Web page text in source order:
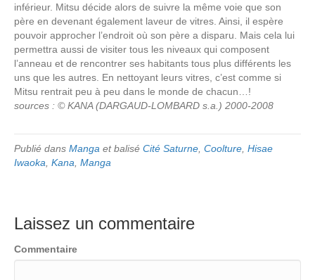
inférieur. Mitsu décide alors de suivre la même voie que son
père en devenant également laveur de vitres. Ainsi, il espère
pouvoir approcher l’endroit où son père a disparu. Mais cela lui
permettra aussi de visiter tous les niveaux qui composent
l’anneau et de rencontrer ses habitants tous plus différents les
uns que les autres. En nettoyant leurs vitres, c’est comme si
Mitsu rentrait peu à peu dans le monde de chacun…!
sources : © KANA (DARGAUD-LOMBARD s.a.) 2000-2008
Publié dans Manga et balisé Cité Saturne Coolture Hisae
Iwaoka Kana Manga
Laissez un commentaire
Commentaire